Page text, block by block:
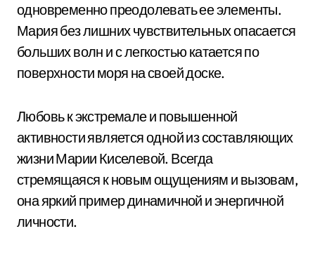
одновременно преодолевать ее элементы.
Мария без лишних чувствительных опасается
больших волн и с легкостью катается по
поверхности моря на своей доске.
Любовь к экстремале и повышенной
активности является одной из составляющих
жизни Марии Киселевой. Всегда
стремящаяся к новым ощущениям и вызовам,
она яркий пример динамичной и энергичной
личности.